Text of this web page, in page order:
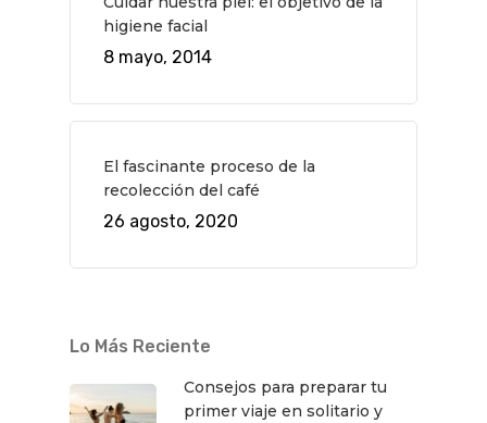
higiene facial
8 mayo, 2014
El fascinante proceso de la
recolección del café
26 agosto, 2020
Lo Más Reciente
Consejos para preparar tu
primer viaje en solitario y
Música
Bares Y Cafés
Gastro
CONTACTO